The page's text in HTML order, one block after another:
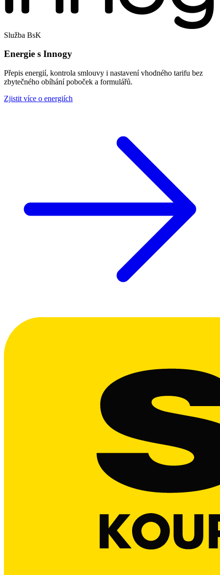
Služba BsK
Energie s Innogy
Přepis energií, kontrola smlouvy i nastavení vhodného tarifu bez
zbytečného obíhání poboček a formulářů.
Zjistit více o energiích